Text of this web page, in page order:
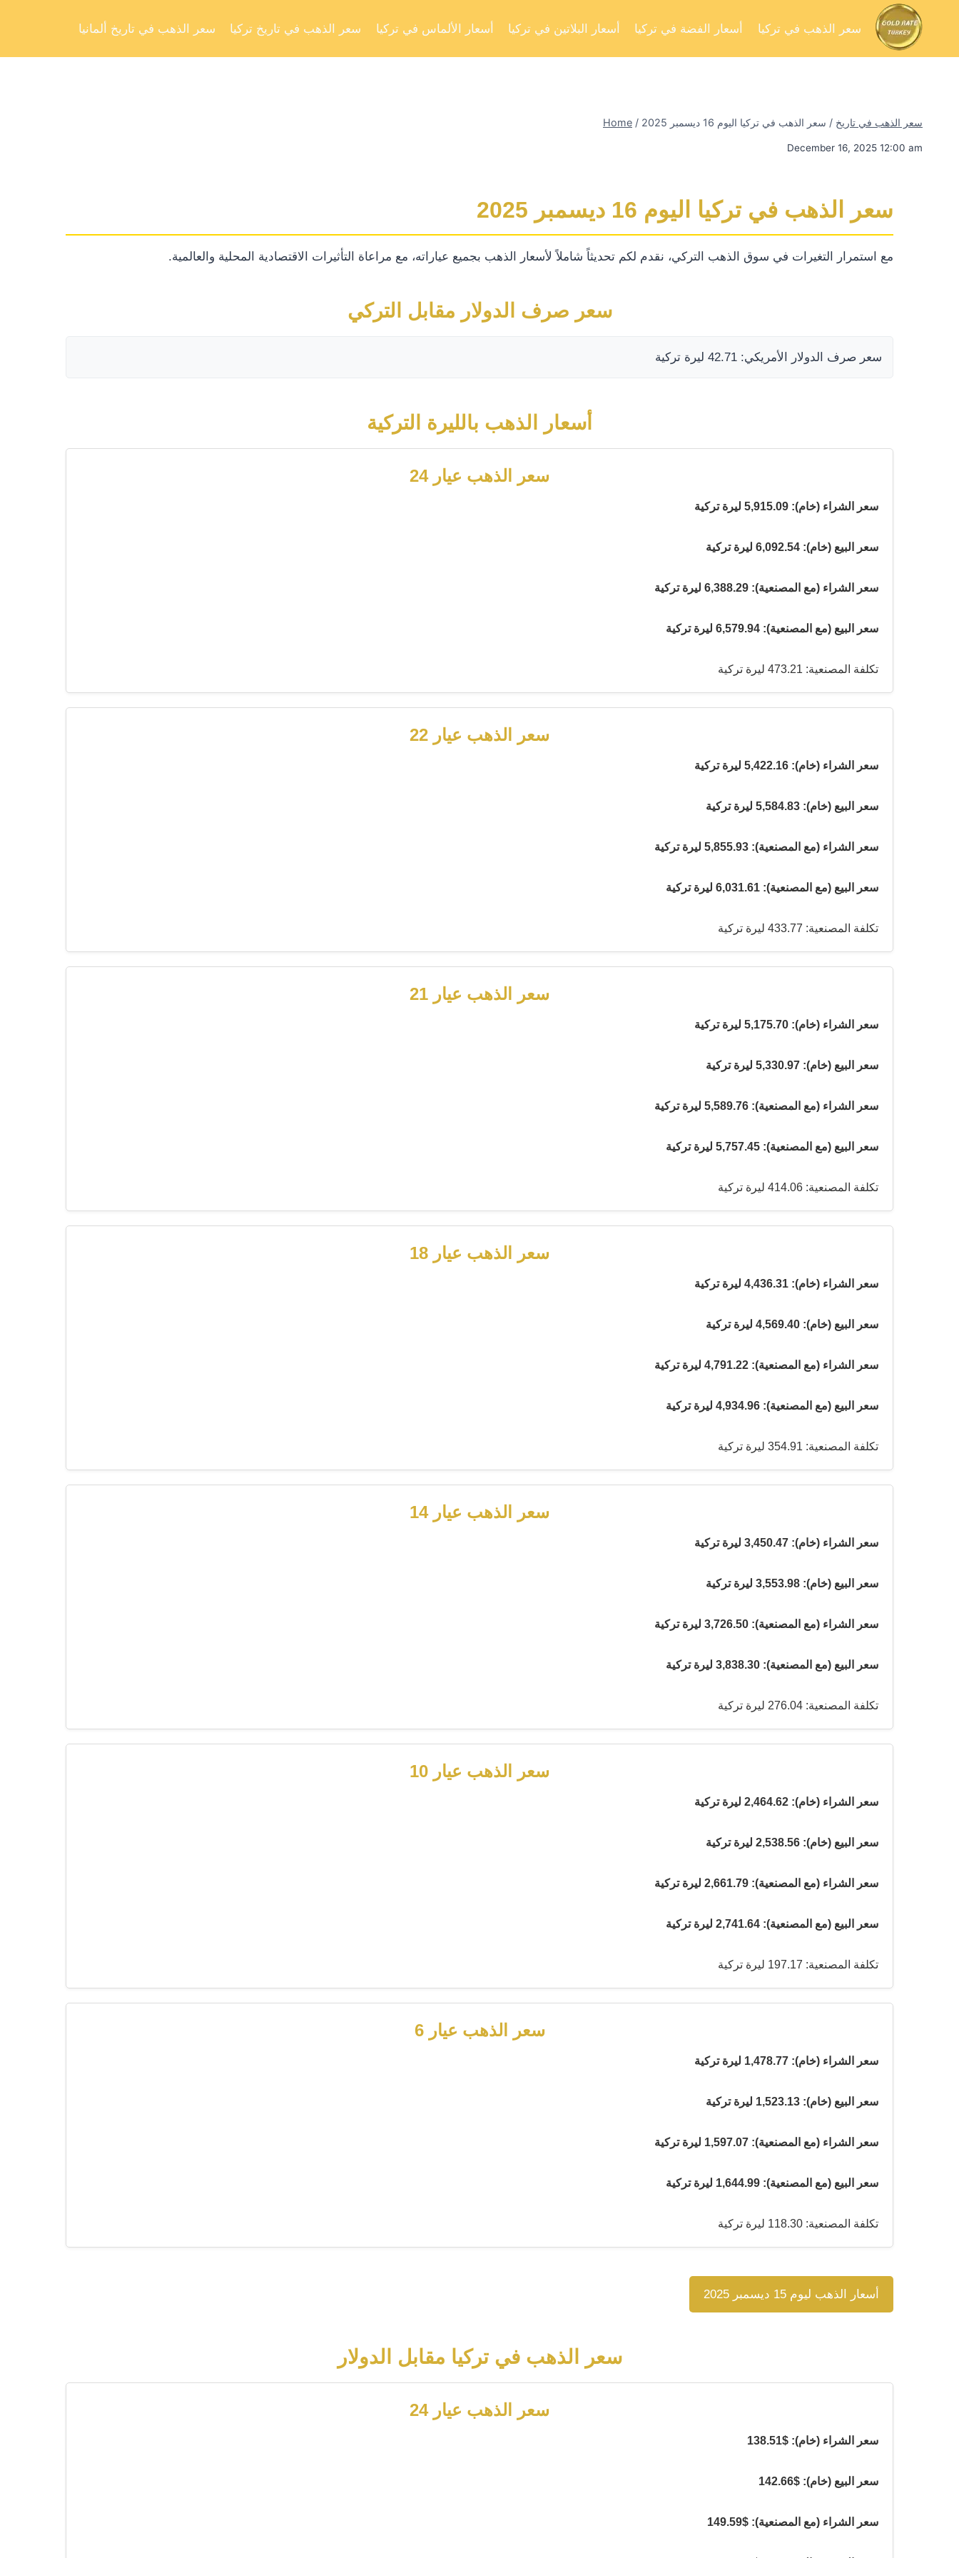
سعر الذهب في تاريخ ألمانيا سعر الذهب في تاريخ تركيا أسعار الألماس في تركيا أسعار البلاتين في تركيا أسعار الفضة في تركيا سعر الذهب في تركيا
Home / سعر الذهب في تاريخ / سعر الذهب في تركيا اليوم 16 ديسمبر 2025
December 16, 2025 12:00 am
سعر الذهب في تركيا اليوم 16 ديسمبر 2025
مع استمرار التغيرات في سوق الذهب التركي، نقدم لكم تحديثاً شاملاً لأسعار الذهب بجميع عياراته، مع مراعاة التأثيرات الاقتصادية المحلية والعالمية.
سعر صرف الدولار مقابل التركي
سعر صرف الدولار الأمريكي: 42.71 ليرة تركية
أسعار الذهب بالليرة التركية
سعر الذهب عيار 24
سعر الشراء (خام): 5,915.09 ليرة تركية
سعر البيع (خام): 6,092.54 ليرة تركية
سعر الشراء (مع المصنعية): 6,388.29 ليرة تركية
سعر البيع (مع المصنعية): 6,579.94 ليرة تركية
تكلفة المصنعية: 473.21 ليرة تركية
سعر الذهب عيار 22
سعر الشراء (خام): 5,422.16 ليرة تركية
سعر البيع (خام): 5,584.83 ليرة تركية
سعر الشراء (مع المصنعية): 5,855.93 ليرة تركية
سعر البيع (مع المصنعية): 6,031.61 ليرة تركية
تكلفة المصنعية: 433.77 ليرة تركية
سعر الذهب عيار 21
سعر الشراء (خام): 5,175.70 ليرة تركية
سعر البيع (خام): 5,330.97 ليرة تركية
سعر الشراء (مع المصنعية): 5,589.76 ليرة تركية
سعر البيع (مع المصنعية): 5,757.45 ليرة تركية
تكلفة المصنعية: 414.06 ليرة تركية
سعر الذهب عيار 18
سعر الشراء (خام): 4,436.31 ليرة تركية
سعر البيع (خام): 4,569.40 ليرة تركية
سعر الشراء (مع المصنعية): 4,791.22 ليرة تركية
سعر البيع (مع المصنعية): 4,934.96 ليرة تركية
تكلفة المصنعية: 354.91 ليرة تركية
سعر الذهب عيار 14
سعر الشراء (خام): 3,450.47 ليرة تركية
سعر البيع (خام): 3,553.98 ليرة تركية
سعر الشراء (مع المصنعية): 3,726.50 ليرة تركية
سعر البيع (مع المصنعية): 3,838.30 ليرة تركية
تكلفة المصنعية: 276.04 ليرة تركية
سعر الذهب عيار 10
سعر الشراء (خام): 2,464.62 ليرة تركية
سعر البيع (خام): 2,538.56 ليرة تركية
سعر الشراء (مع المصنعية): 2,661.79 ليرة تركية
سعر البيع (مع المصنعية): 2,741.64 ليرة تركية
تكلفة المصنعية: 197.17 ليرة تركية
سعر الذهب عيار 6
سعر الشراء (خام): 1,478.77 ليرة تركية
سعر البيع (خام): 1,523.13 ليرة تركية
سعر الشراء (مع المصنعية): 1,597.07 ليرة تركية
سعر البيع (مع المصنعية): 1,644.99 ليرة تركية
تكلفة المصنعية: 118.30 ليرة تركية
أسعار الذهب ليوم 15 ديسمبر 2025
سعر الذهب في تركيا مقابل الدولار
سعر الذهب عيار 24
سعر الشراء (خام): $138.51
سعر البيع (خام): $142.66
سعر الشراء (مع المصنعية): $149.59